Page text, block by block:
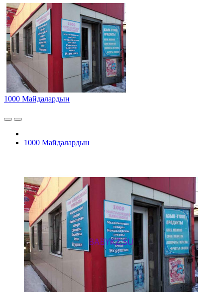
1000 Майдалардын
1000 Майдалардын